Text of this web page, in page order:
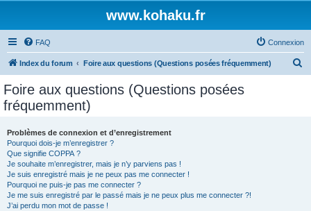
www.kohaku.fr
FAQ Connexion
Index du forum Foire aux questions (Questions posées fréquemment)
Foire aux questions (Questions posées
fréquemment)
Problèmes de connexion et d’enregistrement
Pourquoi dois-je m’enregistrer ?
Que signifie COPPA ?
Je souhaite m’enregistrer, mais je n’y parviens pas !
Je suis enregistré mais je ne peux pas me connecter !
Pourquoi ne puis-je pas me connecter ?
Je me suis enregistré par le passé mais je ne peux plus me connecter ?!
J’ai perdu mon mot de passe !